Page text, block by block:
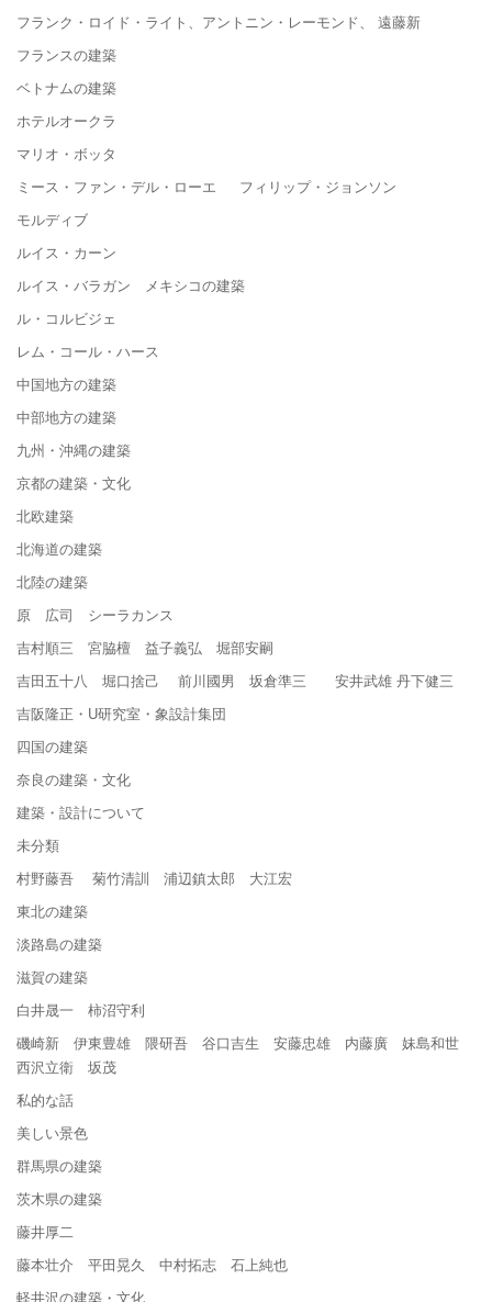
フランク・ロイド・ライト、アントニン・レーモンド、 遠藤新
フランスの建築
ベトナムの建築
ホテルオークラ
マリオ・ボッタ
ミース・ファン・デル・ローエ フィリップ・ジョンソン
モルディブ
ルイス・カーン
ルイス・バラガン メキシコの建築
ル・コルビジェ
レム・コール・ハース
中国地方の建築
中部地方の建築
九州・沖縄の建築
京都の建築・文化
北欧建築
北海道の建築
北陸の建築
原 広司 シーラカンス
吉村順三 宮脇檀 益子義弘 堀部安嗣
吉田五十八 堀口捨己 前川國男 坂倉準三 安井武雄 丹下健三
吉阪隆正・U研究室・象設計集団
四国の建築
奈良の建築・文化
建築・設計について
未分類
村野藤吾 菊竹清訓 浦辺鎮太郎 大江宏
東北の建築
淡路島の建築
滋賀の建築
白井晟一 柿沼守利
磯崎新 伊東豊雄 隈研吾 谷口吉生 安藤忠雄 内藤廣 妹島和世
西沢立衛 坂茂
私的な話
美しい景色
群馬県の建築
茨木県の建築
藤井厚二
藤本壮介 平田晃久 中村拓志 石上純也
軽井沢の建築・文化